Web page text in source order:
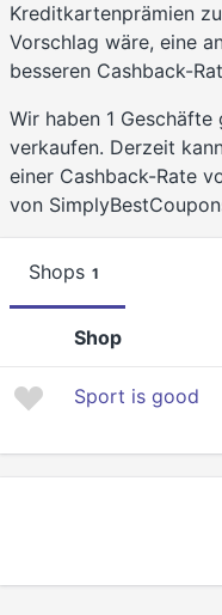
Kreditkartenprämien
Vorschlag wäre, eine
besseren Cashback-
Wir haben 1
verkaufen. Derzeit
einer Cashback-Rate
von
Shops 1
Shop
Sport is good